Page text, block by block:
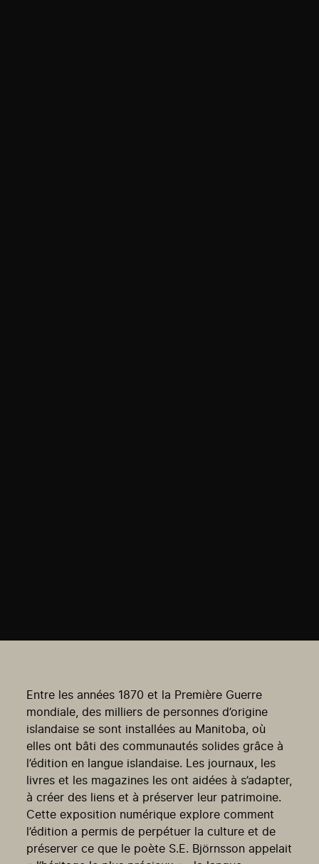
Entre les années 1870 et la Première Guerre
mondiale, des milliers de personnes d’origine
islandaise se sont installées au Manitoba, où
elles ont bâti des communautés solides grâce à
l’édition en langue islandaise. Les journaux, les
livres et les magazines les ont aidées à s’adapter,
à créer des liens et à préserver leur patrimoine.
Cette exposition numérique explore comment
l’édition a permis de perpétuer la culture et de
préserver ce que le poète S.E. Björnsson appelait